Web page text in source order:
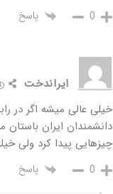
0 پاسخ
ایراندخت
خیلی عالی میشه اگر در
دانشمندان ایران باستان
چیزهایی پیدا کرد ولی
0 پاسخ